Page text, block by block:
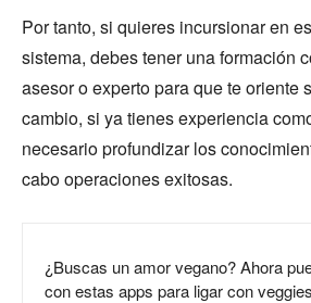
Por tanto, si quieres incursionar en
sistema, debes tener una formación
asesor o experto para que te oriente
cambio, si ya tienes experiencia
necesario profundizar los
cabo operaciones exitosas.
¿Buscas un amor vegano? Ahora
con estas apps para ligar con veggies